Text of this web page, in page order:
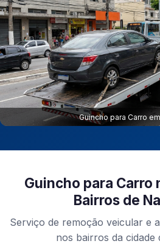
Guincho para Carro
Guincho para Carro
Bairros de
Serviço de remoção veicular e
nos bairros da cidade